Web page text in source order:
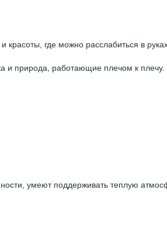
красоты, где можно расслабиться в
и природа, работающие плечом к плечу.
умеют поддерживать теплую